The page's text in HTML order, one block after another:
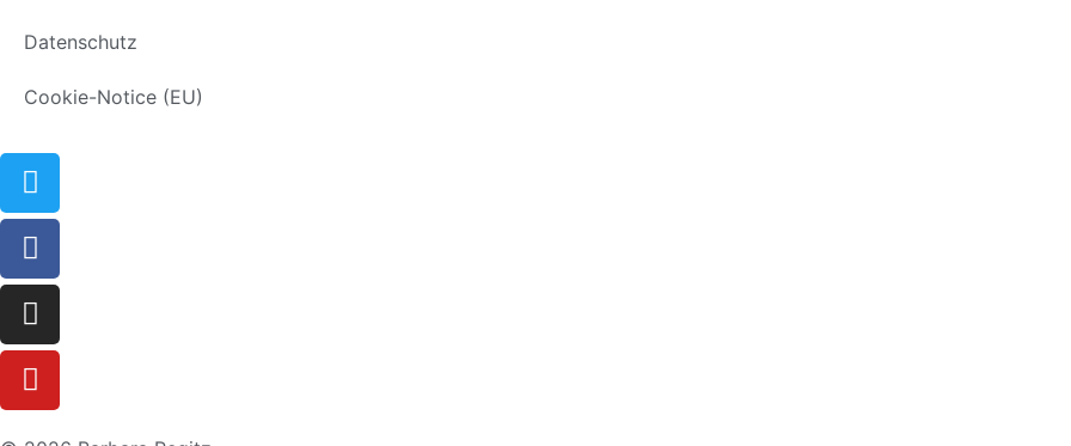
Datenschutz
Cookie-Notice (EU)